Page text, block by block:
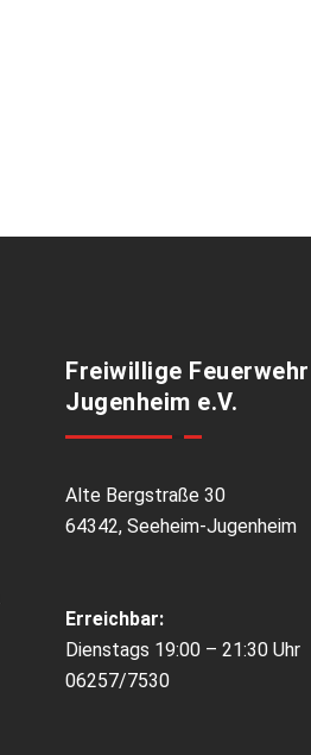
Freiwillige Feuerwehr
Jugenheim e.V.
Alte Bergstraße 30
64342, Seeheim-Jugenheim
Erreichbar:
Dienstags 19:00 – 21:30 Uhr
06257/7530